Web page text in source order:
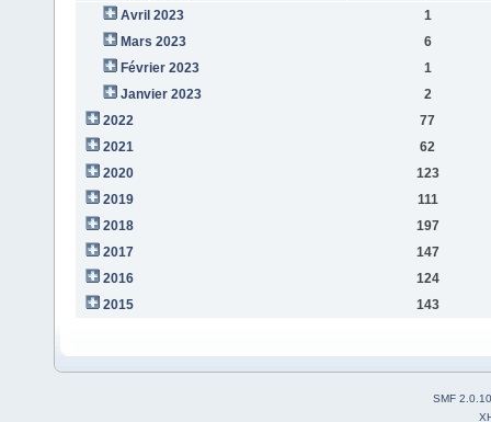
Avril 2023
1
Mars 2023
6
Février 2023
1
Janvier 2023
2
2022
77
2021
62
2020
123
2019
111
2018
197
2017
147
2016
124
2015
143
SMF 2.0.10